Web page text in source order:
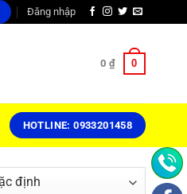
Đăng nhập
0 ₫ 0
HOTLINE: 0933201458